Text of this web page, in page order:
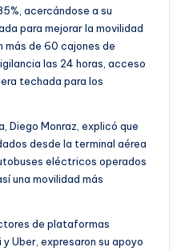
acercándose a su
para mejorar la movilidad
más de 60 cajones de
las 24 horas, acceso
techada para los
Diego Monraz, explicó que
desde la terminal aérea
eléctricos operados
una movilidad más
de plataformas
Uber, expresaron su apoyo